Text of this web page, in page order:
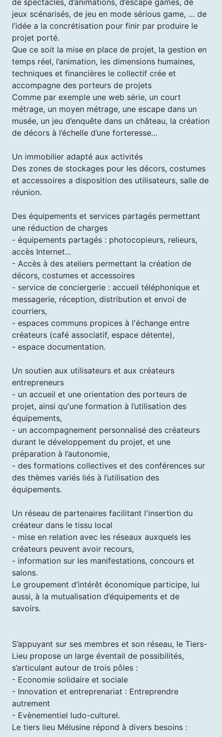
jeux scénarisés, de jeu en mode sérious game, … de
l’idée a la concrétisation pour finir par produire le
projet porté.
Que ce soit la mise en place de projet, la gestion en
temps réel, l’animation, les dimensions humaines,
techniques et financières le collectif crée et
accompagne des porteurs de projets
Comme par exemple une web série, un court
métrage, un moyen métrage, une escape dans un
musée, un jeu d’enquête dans un château, la création
de décors à l’échelle d’une forteresse…
Un immobilier adapté aux activités
Des zones de stockages pour les décors, costumes
et accessoires a disposition des utilisateurs, salle de
réunion.
Des équipements et services partagés permettant
une réduction de charges
- équipements partagés : photocopieurs, relieurs,
accès Internet...
- Accès à des ateliers permettant la création de
décors, costumes et accessoires
- service de conciergerie : accueil téléphonique et
messagerie, réception, distribution et envoi de
courriers,
- espaces communs propices à l'échange entre
créateurs (café associatif, espace détente),
- espace documentation.
Un soutien aux utilisateurs et aux créateurs
entrepreneurs
- un accueil et une orientation des porteurs de
projet, ainsi qu'une formation à l’utilisation des
équipements,
- un accompagnement personnalisé des créateurs
durant le développement du projet, et une
préparation à l’autonomie,
- des formations collectives et des conférences sur
des thèmes variés liés à l’utilisation des
équipements.
Un réseau de partenaires facilitant l'insertion du
créateur dans le tissu local
- mise en relation avec les réseaux auxquels les
créateurs peuvent avoir recours,
- information sur les manifestations, concours et
salons.
Le groupement d’intérêt économique participe, lui
aussi, à la mutualisation d’équipements et de
savoirs.
S’appuyant sur ses membres et son réseau, le Tiers-
Lieu propose un large éventail de possibilités,
s’articulant autour de trois pôles :
- Economie solidaire et sociale
- Innovation et entreprenariat : Entreprendre
autrement
- Evènementiel ludo-culturel.
Le tiers lieu Mélusine répond à divers besoins :